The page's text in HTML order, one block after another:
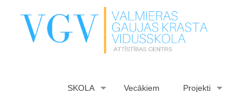
SKOLA Vecākiem Projekti